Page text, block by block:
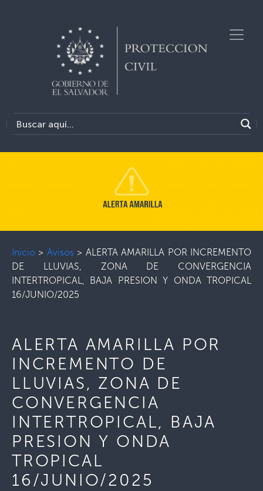
Inicio > Avisos> ALERTA AMARILLA POR INCREMENTO
DE LLUVIAS, ZONA DE CONVERGENCIA
INTERTROPICAL, BAJA PRESION Y ONDA TROPICAL
16/JUNIO/2025
ALERTA AMARILLA POR
INCREMENTO DE
LLUVIAS, ZONA DE
CONVERGENCIA
INTERTROPICAL, BAJA
PRESION Y ONDA
TROPICAL
16/JUNIO/2025